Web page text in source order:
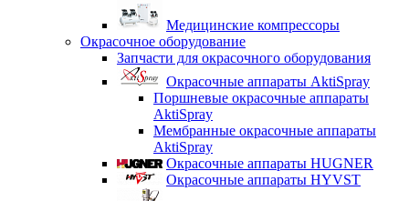
Медицинские компрессоры
Окрасочное оборудование
Запчасти для окрасочного оборудования
Окрасочные аппараты AktiSpray
Поршневые окрасочные аппараты
AktiSpray
Мембранные окрасочные аппараты
AktiSpray
Окрасочные аппараты HUGNER
Окрасочные аппараты HYVST